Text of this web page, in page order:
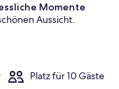
Momente
Aussicht.
Platz für 10 Gäste